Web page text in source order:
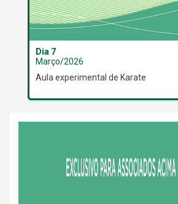
Dia 7
Março/2026
Aula experimental de Karate